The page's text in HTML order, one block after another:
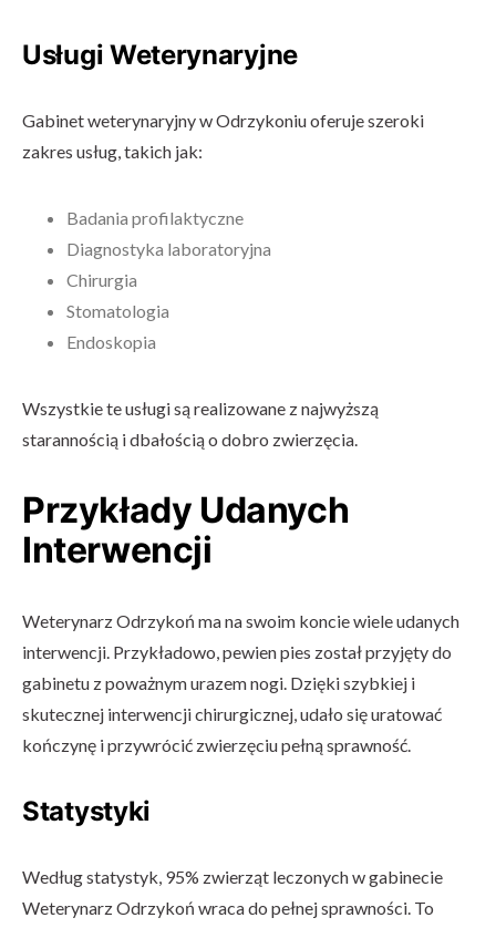
Usługi Weterynaryjne
Gabinet weterynaryjny w Odrzykoniu oferuje szeroki
zakres usług, takich jak:
Badania profilaktyczne
Diagnostyka laboratoryjna
Chirurgia
Stomatologia
Endoskopia
Wszystkie te usługi są realizowane z najwyższą
starannością i dbałością o dobro zwierzęcia.
Przykłady Udanych
Interwencji
Weterynarz Odrzykoń ma na swoim koncie wiele udanych
interwencji. Przykładowo, pewien pies został przyjęty do
gabinetu z poważnym urazem nogi. Dzięki szybkiej i
skutecznej interwencji chirurgicznej, udało się uratować
kończynę i przywrócić zwierzęciu pełną sprawność.
Statystyki
Według statystyk, 95% zwierząt leczonych w gabinecie
Weterynarz Odrzykoń wraca do pełnej sprawności. To